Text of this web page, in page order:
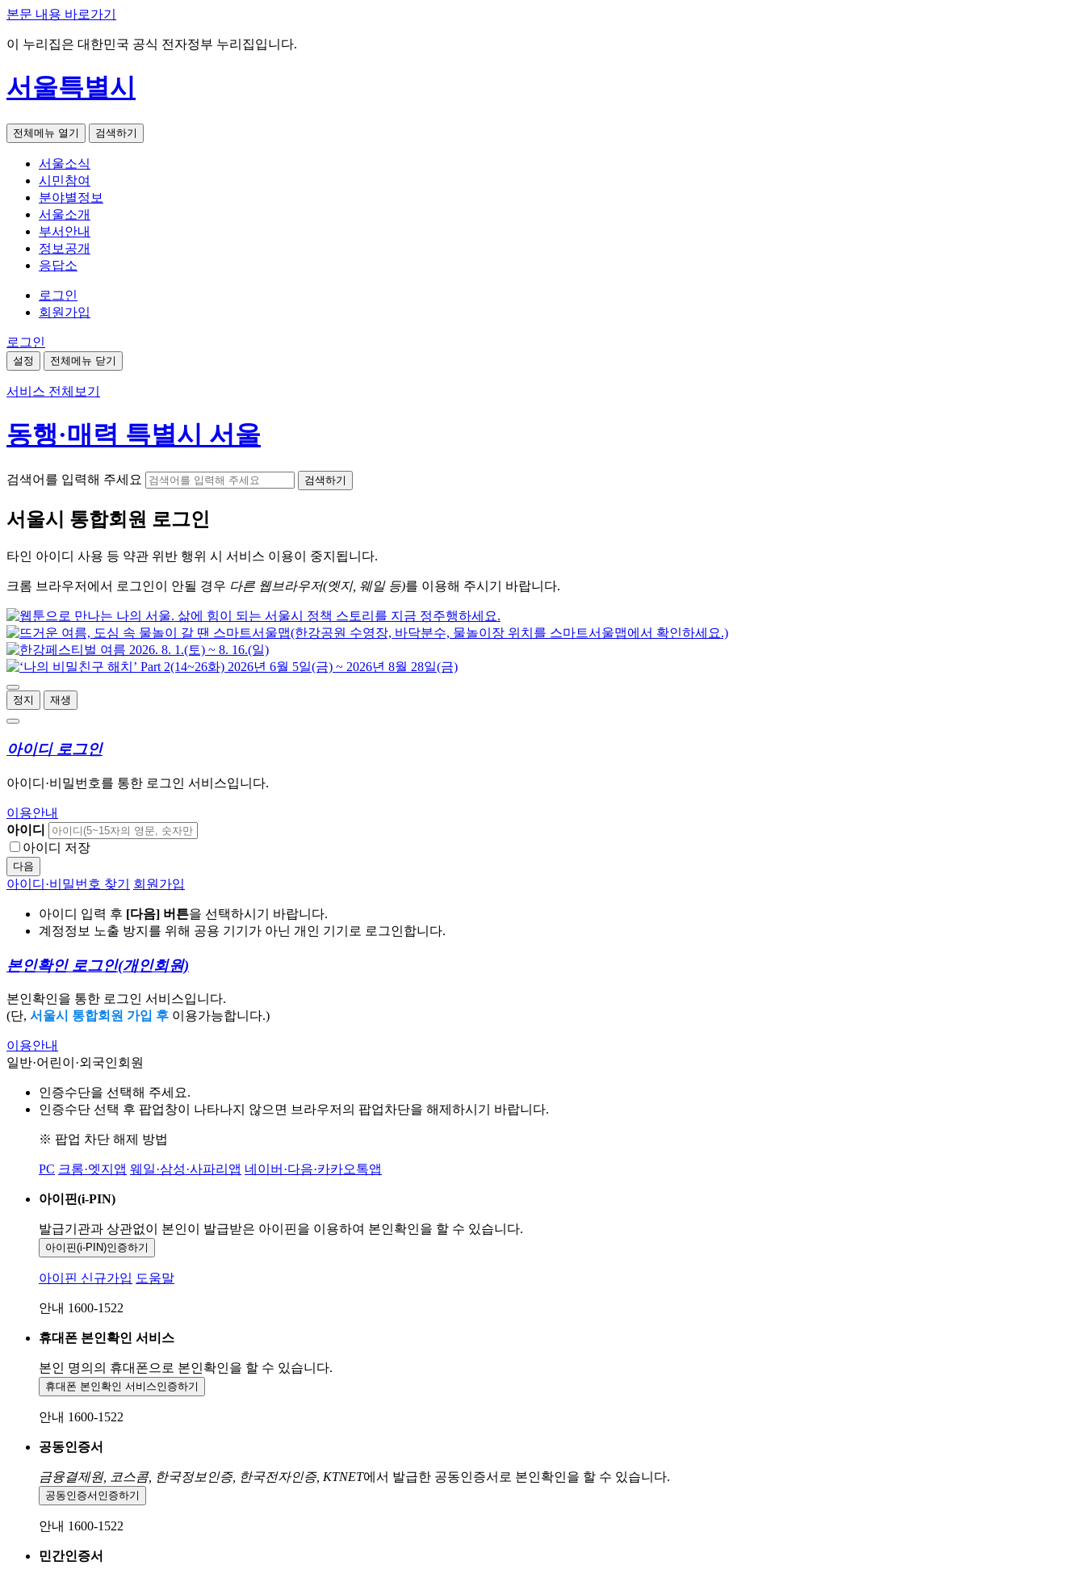
본문 내용 바로가기
이 누리집은 대한민국 공식 전자정부 누리집입니다.
서울특별시
전체메뉴 열기 검색하기
서울소식
시민참여
분야별정보
서울소개
부서안내
정보공개
응답소
로그인
회원가입
로그인
설정 전체메뉴 닫기
서비스 전체보기
동행·매력 특별시 서울
검색어를 입력해 주세요 검색하기
서울시 통합회원 로그인
타인 아이디 사용 등 약관 위반 행위 시 서비스 이용이 중지됩니다.
크롬 브라우저에서 로그인이 안될 경우 다른 웹브라우저(엣지, 웨일 등)를 이용해 주시기 바랍니다.
정지 재생
아이디 로그인
아이디·비밀번호를 통한 로그인 서비스입니다.
이용안내
아이디
아이디 저장
다음
아이디·비밀번호 찾기 회원가입
아이디 입력 후 [다음] 버튼을 선택하시기 바랍니다.
계정정보 노출 방지를 위해 공용 기기가 아닌 개인 기기로 로그인합니다.
본인확인 로그인(개인회원)
본인확인을 통한 로그인 서비스입니다.
(단, 서울시 통합회원 가입 후 이용가능합니다.)
이용안내
일반·어린이·외국인회원
인증수단을 선택해 주세요.
인증수단 선택 후 팝업창이 나타나지 않으면 브라우저의 팝업차단을 해제하시기 바랍니다.
※ 팝업 차단 해제 방법
PC 크롬·엣지앱 웨일·삼성·사파리앱 네이버·다음·카카오톡앱
아이핀(i-PIN)
발급기관과 상관없이 본인이 발급받은 아이핀을 이용하여 본인확인을 할 수 있습니다.
아이핀(i-PIN)인증하기
아이핀 신규가입 도움말
안내 1600-1522
휴대폰 본인확인 서비스
본인 명의의 휴대폰으로 본인확인을 할 수 있습니다.
휴대폰 본인확인 서비스인증하기
안내 1600-1522
공동인증서
금융결제원, 코스콤, 한국정보인증, 한국전자인증, KTNET에서 발급한 공동인증서로 본인확인을 할 수 있습니다.
공동인증서 인증하기
안내 1600-1522
민간인증서